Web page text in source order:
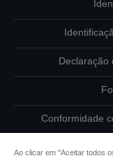
Declaração
Conformidade
Ao clicar em "Aceitar todos